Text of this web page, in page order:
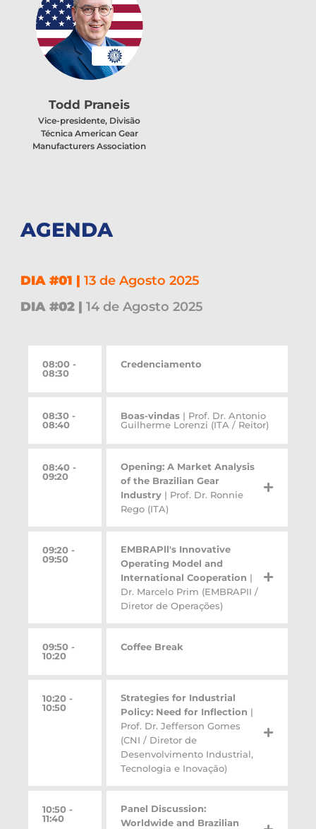
Todd Praneis
Vice-presidente, Divisão
Técnica American Gear
Manufacturers Association
AGENDA
DIA #01 | 13 de Agosto 2025
DIA #02 | 14 de Agosto 2025
08:00 -
08:30
Credenciamento
08:30 -
08:40
Boas-vindas | Prof. Dr. Antonio
Guilherme Lorenzi (ITA / Reitor)
08:40 -
09:20
Opening: A Market Analysis
of the Brazilian Gear
Industry | Prof. Dr. Ronnie
Rego (ITA)
09:20 -
09:50
EMBRAPll's Innovative
Operating Model and
International Cooperation |
Dr. Marcelo Prim (EMBRAPII /
Diretor de Operações)
09:50 -
10:20
Coffee Break
10:20 -
10:50
Strategies for Industrial
Policy: Need for Inflection |
Prof. Dr. Jefferson Gomes
(CNI / Diretor de
Desenvolvimento Industrial,
Tecnologia e Inovação)
10:50 -
11:40
Panel Discussion:
Worldwide and Brazilian